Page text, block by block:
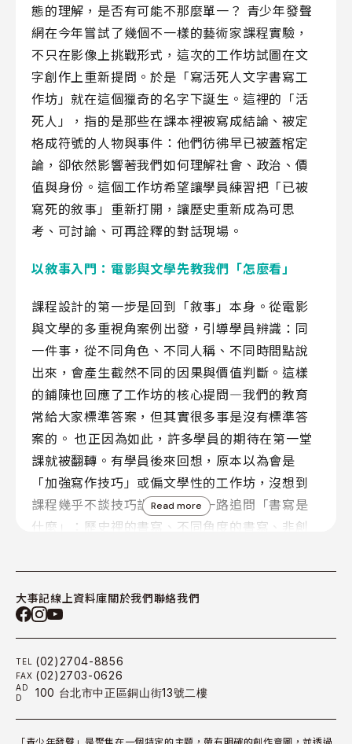
態的理解，是否有可能不那麼單一？ 青少年發聲
網在今年嘗試了幾個不一樣的藝術家課程實驗，
不只在影像上挑戰形式，這次的工作坊試圖在文
字創作上重新提問。於是「寫活死人文字書寫工
作坊」就在這個獵奇的名字下誕生。這裡的「活
死人」，指的是那些在課本裡被寫成結論、被定
格成符號的人物與事件：他們彷彿早已被蓋棺定
論，卻依然影響著我們如何理解社會、政治、價
值與身份。這個工作坊希望讓學員練習把「已被
寫死的敘事」重新打開，讓歷史重新成為可思
考、可討論、可再詮釋的對話現場。
以敘事入門：電影與文學先教我們「怎麼看」
課程設計的第一步是回到「敘事」本身。從電影
與文學的多重視角案例出發，引導學員辨識：同
一件事，從不同角色、不同人稱、不同時間點說
出來，會產生截然不同的因果與價值判斷。這樣
的鋪陳也回應了工作坊的核心提問—我們的教育
常給大家標準答案，但其實很多事是沒有標準答
案的。 也正因為如此，許多學員的期待在第一堂
課就被翻轉。有學員後來回想，原本以為會是
「加強寫作技巧」或偏文學性的工作坊，沒想到
課程幾乎不談技巧訓練，而是一路追問「書寫是
什麼」：歷史裡的書寫、不同角度的書寫、非創
這種「跟想像不一樣、但有驚喜」的感受，也成
為課程最重要的入口—先讓觀點鬆動，才有可能
真正開始研究。
翻開課本的背面：教科書博物館與「版本政治」
接著，課程把視角轉回教育現場最熟悉的媒介
科書的空間（包含國家教育研究院相關資源），
Read more
大事記線上資料庫關於我們聯絡我們
TEL (02)2704-8856
FAX (02)2703-0626
AD
D
100 台北市中正區銅山街13號二樓